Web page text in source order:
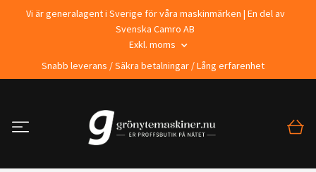
Vi är generalagent i Sverige för våra maskinmärken | En del av
Svenska Camro AB
Exkl. moms
Snabb leverans / Säkra betalningar / Lång erfarenhet